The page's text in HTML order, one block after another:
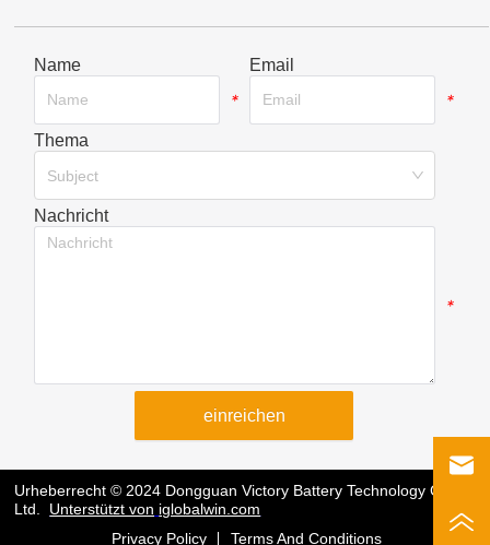
Name
*
Email
*
Thema
Subject
Nachricht
*
einreichen
Urheberrecht © 2024 Dongguan Victory Battery Technology Co.,
Ltd.
Unterstützt von iglobalwin.com
Privacy Policy
Terms And Conditions